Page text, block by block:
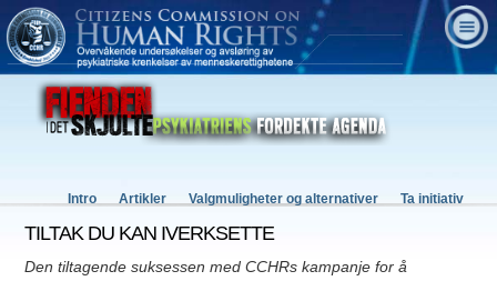
Ta initiativ
Valgmuligheter og alternativer
Artikler
Intro
TILTAK DU KAN IVERKSETTE
Den tiltagende suksessen med CCHRs kampanje for å